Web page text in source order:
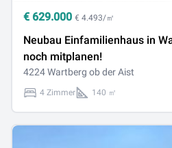
€ 629.000 € 4.493/㎡
Neubau Einfamilienhaus in
noch mitplanen!
4224 Wartberg ob der Aist
4 Zimmer 140 ㎡